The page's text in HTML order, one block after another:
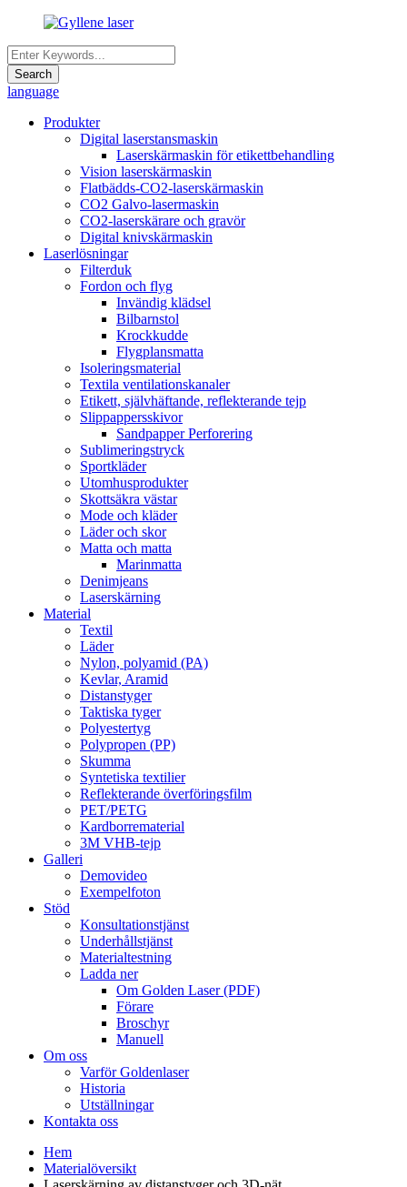
language
Produkter
Digital laserstansmaskin
Laserskärmaskin för etikettbehandling
Vision laserskärmaskin
Flatbädds-CO2-laserskärmaskin
CO2 Galvo-lasermaskin
CO2-laserskärare och gravör
Digital knivskärmaskin
Laserlösningar
Filterduk
Fordon och flyg
Invändig klädsel
Bilbarnstol
Krockkudde
Flygplansmatta
Isoleringsmaterial
Textila ventilationskanaler
Etikett, självhäftande, reflekterande tejp
Slippappersskivor
Sandpapper Perforering
Sublimeringstryck
Sportkläder
Utomhusprodukter
Skottsäkra västar
Mode och kläder
Läder och skor
Matta och matta
Marinmatta
Denimjeans
Laserskärning
Material
Textil
Läder
Nylon, polyamid (PA)
Kevlar, Aramid
Distanstyger
Taktiska tyger
Polyestertyg
Polypropen (PP)
Skumma
Syntetiska textilier
Reflekterande överföringsfilm
PET/PETG
Kardborrematerial
3M VHB-tejp
Galleri
Demovideo
Exempelfoton
Stöd
Konsultationstjänst
Underhållstjänst
Materialtestning
Ladda ner
Om Golden Laser (PDF)
Förare
Broschyr
Manuell
Om oss
Varför Goldenlaser
Historia
Utställningar
Kontakta oss
Hem
Materialöversikt